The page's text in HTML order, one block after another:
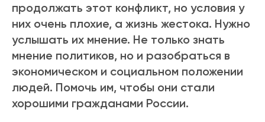
продолжать этот конфликт, но условия у
них очень плохие, а жизнь жестока. Нужно
услышать их мнение. Не только знать
мнение политиков, но и разобраться в
экономическом и социальном положении
людей. Помочь им, чтобы они стали
хорошими гражданами России.